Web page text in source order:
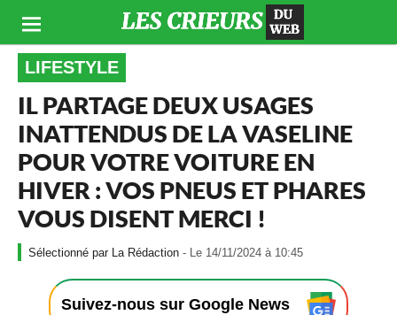
LIFESTYLE
IL PARTAGE DEUX USAGES
INATTENDUS DE LA VASELINE
POUR VOTRE VOITURE EN
HIVER : VOS PNEUS ET PHARES
VOUS DISENT MERCI !
La Rédaction - Le 14/11/2024 à 10:45
1
Suivez-nous sur Google News